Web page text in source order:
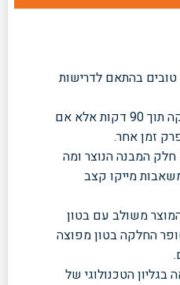
טובים בהתאם לדרישות
הבטון נועד להובלה ופריקה תוך 90 דקות אלא אם
זמן אחר.
המבנה הנוצר ומה
מייקו קצב
משולב עם בטון
החלקה בטון מפוצה
בגליון הטכנולוגי של